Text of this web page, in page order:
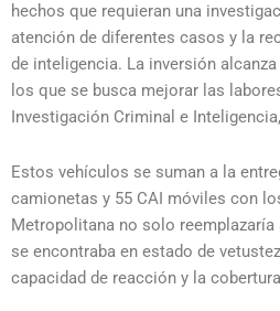
hechos que requieran una
atención de diferentes casos y la
de inteligencia. La inversión
los que se busca mejorar las
Investigación Criminal e
Estos vehículos se suman a la
camionetas y 55 CAI móviles con
Metropolitana no solo
se encontraba en estado de
capacidad de reacción y la